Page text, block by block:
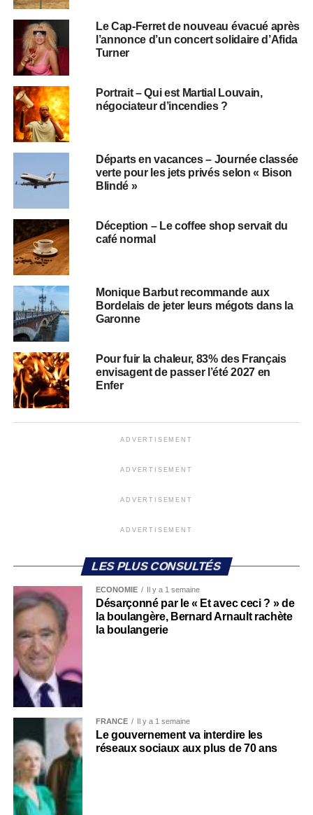
Le Cap-Ferret de nouveau évacué après
l’annonce d’un concert solidaire d’Afida
Turner
Portrait – Qui est Martial Louvain,
négociateur d’incendies ?
Départs en vacances – Journée classée
verte pour les jets privés selon « Bison
Blindé »
Déception – Le coffee shop servait du
café normal
Monique Barbut recommande aux
Bordelais de jeter leurs mégots dans la
Garonne
Pour fuir la chaleur, 83% des Français
envisagent de passer l’été 2027 en
Enfer
ADVERTISEMENT
ADVERTISEMENT
ADVERTISEMENT
ADVERTISEMENT
LES PLUS CONSULTÉS
ECONOMIE Il y a 1 semaine
Désarçonné par le « Et avec ceci ? » de
la boulangère, Bernard Arnault rachète
la boulangerie
FRANCE Il y a 1 semaine
Le gouvernement va interdire les
réseaux sociaux aux plus de 70 ans